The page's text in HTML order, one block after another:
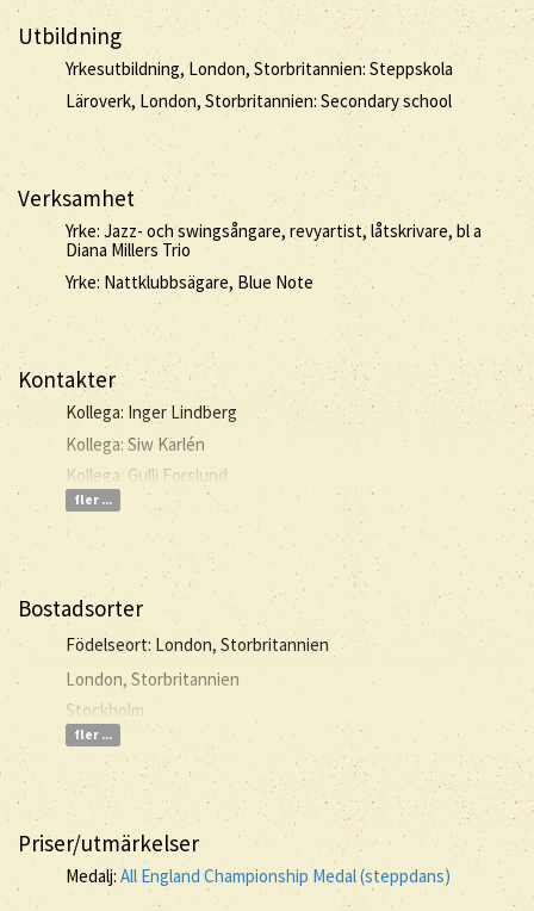
Utbildning
Yrkesutbildning, London, Storbritannien: Steppskola
Läroverk, London, Storbritannien: Secondary school
Verksamhet
Yrke: Jazz- och swingsångare, revyartist, låtskrivare, bl a
Diana Millers Trio
Yrke: Nattklubbsägare, Blue Note
Kontakter
Kollega: Inger Lindberg
Kollega: Siw Karlén
Kollega: Gulli Forslund
fler ...
Bostadsorter
Födelseort: London, Storbritannien
London, Storbritannien
Stockholm
fler ...
Priser/utmärkelser
Medalj:All England Championship Medal (steppdans)